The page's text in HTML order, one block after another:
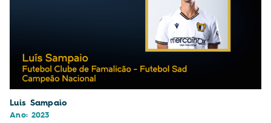
Luis Sampaio
Ano: 2023